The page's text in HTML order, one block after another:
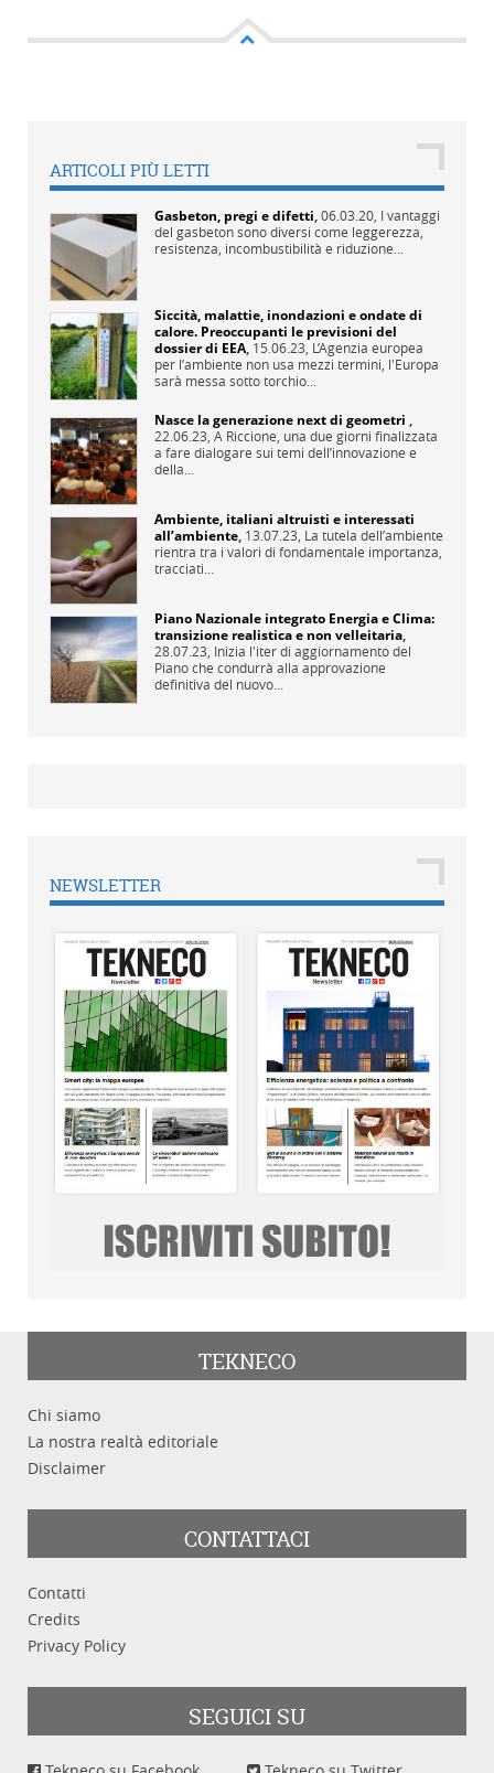
ARTICOLI PIÙ LETTI
Gasbeton, pregi e difetti,06.03.20, I vantaggi
del gasbeton sono diversi come leggerezza,
resistenza, incombustibilità e riduzione...
Siccità, malattie, inondazioni e ondate di
calore. Preoccupanti le previsioni del
dossier di EEA, 15.06.23, L’Agenzia europea
per l’ambiente non usa mezzi termini, l'Europa
sarà messa sotto torchio...
Nasce la generazione next di geometri ,
22.06.23, A Riccione, una due giorni finalizzata
a fare dialogare sui temi dell’innovazione e
della...
Ambiente, italiani altruisti e interessati
all’ambiente, 13.07.23, La tutela dell’ambiente
rientra tra i valori di fondamentale importanza,
tracciati...
Piano Nazionale integrato Energia e Clima:
transizione realistica e non velleitaria,
28.07.23, Inizia l'iter di aggiornamento del
Piano che condurrà alla approvazione
definitiva del nuovo...
NEWSLETTER
TEKNECO
Chi siamo
La nostra realtà editoriale
Disclaimer
CONTATTACI
Contatti
Credits
Privacy Policy
SEGUICI SU